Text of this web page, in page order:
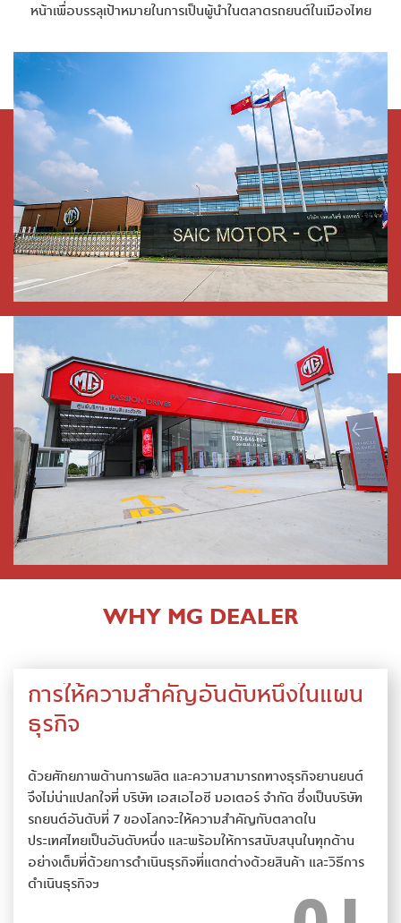
หน้าเพื่อบรรลุเป้าหมายในการเป็นผู้นำในตลาดรถยนต์ในเมืองไทย
WHY MG DEALER
การให้ความสำคัญอันดับหนึ่งในแผน
ธุรกิจ
ด้วยศักยภาพด้านการผลิต และความสามารถทางธุรกิจยานยนต์
จึงไม่น่าแปลกใจที่ บริษัท เอสเอไอซี มอเตอร์ จำกัด ซึ่งเป็นบริษัท
รถยนต์อันดับที่ 7 ของโลกจะให้ความสำคัญกับตลาดใน
ประเทศไทยเป็นอันดับหนึ่ง และพร้อมให้การสนับสนุนในทุกด้าน
อย่างเต็มที่ด้วยการดำเนินธุรกิจที่แตกต่างด้วยสินค้า และวิธีการ
ดำเนินธุรกิจฯ